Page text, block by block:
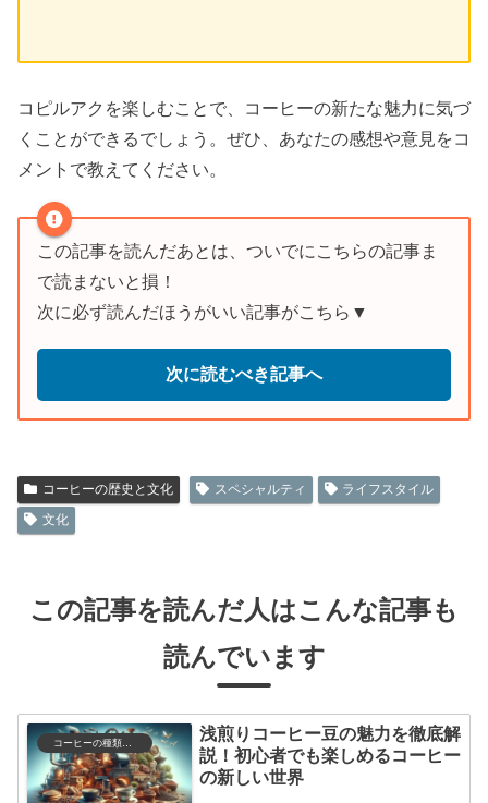
コピルアクを楽しむことで、コーヒーの新たな魅力に気づ
くことができるでしょう。ぜひ、あなたの感想や意見をコ
メントで教えてください。
この記事を読んだあとは、ついでにこちらの記事ま
で読まないと損！
次に必ず読んだほうがいい記事がこちら▼
次に読むべき記事へ
コーヒーの歴史と文化 スペシャルティ
ライフスタイル
文化
この記事を読んだ人はこんな記事も
読んでいます
コーヒーの種類と特徴
浅煎りコーヒー豆の魅力を徹底解
説！初心者でも楽しめるコーヒー
の新しい世界